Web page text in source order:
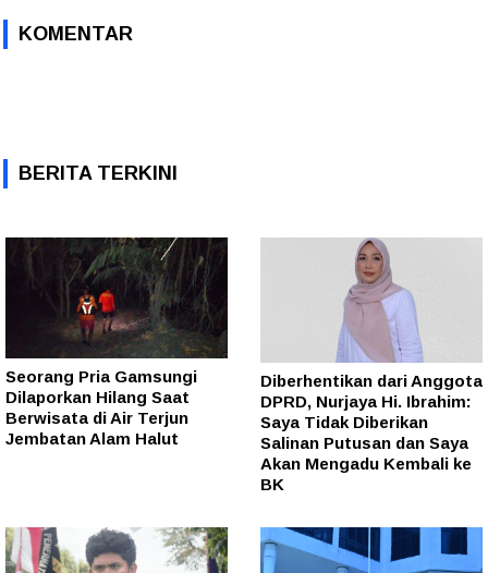
KOMENTAR
BERITA TERKINI
Seorang Pria Gamsungi
Dilaporkan Hilang Saat
Berwisata di Air Terjun
Jembatan Alam Halut
Diberhentikan dari Anggota
DPRD, Nurjaya Hi. Ibrahim:
Saya Tidak Diberikan
Salinan Putusan dan Saya
Akan Mengadu Kembali ke
BK